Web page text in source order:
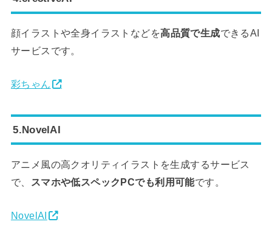
顔イラストや全身イラストなどを高品質で生成できるAI
サービスです。
彩ちゃん
5.NovelAI
アニメ風の高クオリティイラストを生成するサービス
で、
スマホや低スペックPCでも利用可能です。
NovelAI